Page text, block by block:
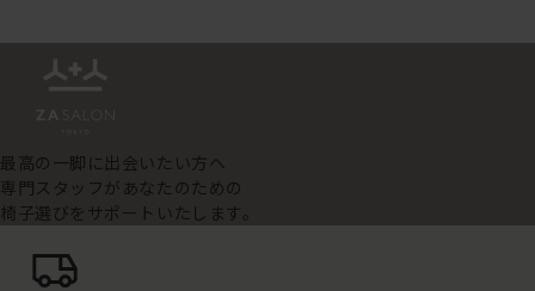
最高の一脚に出会いたい方へ
専門スタッフがあなたのための
椅子選びをサポートいたします。